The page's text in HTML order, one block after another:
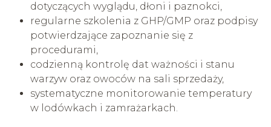
dotyczących wyglądu, dłoni i paznokci,
regularne szkolenia z GHP/GMP oraz podpisy
potwierdzające zapoznanie się z
procedurami,
codzienną kontrolę dat ważności i stanu
warzyw oraz owoców na sali sprzedaży,
systematyczne monitorowanie temperatury
w lodówkach i zamrażarkach.